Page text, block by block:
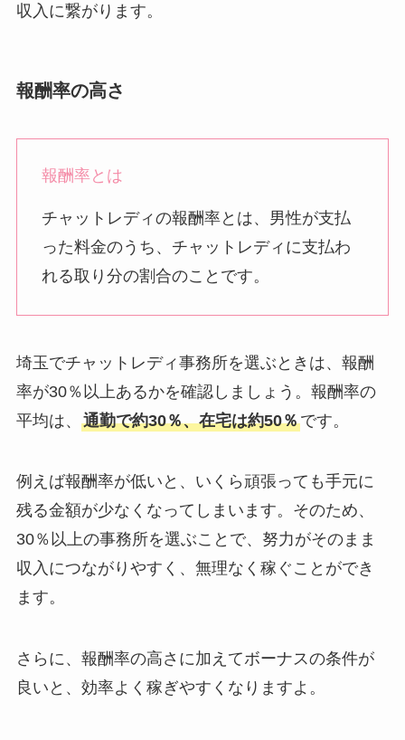
収入に繋がります。
報酬率の高さ
報酬率とは
チャットレディの報酬率とは、男性が支払
った料金のうち、チャットレディに支払わ
れる取り分の割合のことです。
埼玉でチャットレディ事務所を選ぶときは、報酬
率が30％以上あるかを確認しましょう。報酬率の
平均は、 通勤で約30％、在宅は約50％です。
例えば報酬率が低いと、いくら頑張っても手元に
残る金額が少なくなってしまいます。そのため、
30％以上の事務所を選ぶことで、努力がそのまま
収入につながりやすく、無理なく稼ぐことができ
ます。
さらに、報酬率の高さに加えてボーナスの条件が
良いと、効率よく稼ぎやすくなりますよ。